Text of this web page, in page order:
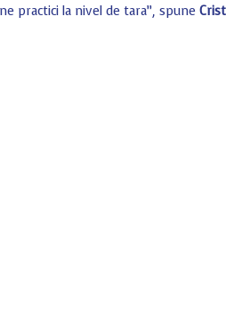
practici la nivel de tara”, spune